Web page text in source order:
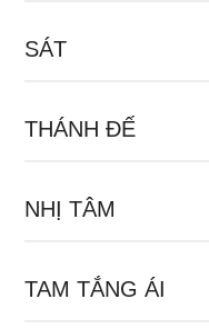
SÁT
THÁNH ĐẾ
NHỊ TÂM
TAM TẮNG ÁI